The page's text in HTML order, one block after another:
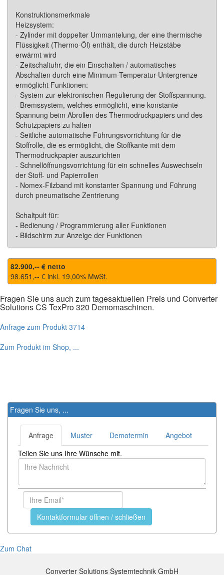
Konstruktionsmerkmale
Heizsystem:
- Zylinder mit doppelter Ummantelung, der eine thermische
Flüssigkeit (Thermo-Öl) enthält, die durch Heizstäbe
erwärmt wird
- Zeitschaltuhr, die ein Einschalten / automatisches
Abschalten durch eine Minimum-Temperatur-Untergrenze
ermöglicht Funktionen:
- System zur elektronischen Regulierung der Stoffspannung.
- Bremssystem, welches ermöglicht, eine konstante
Spannung beim Abrollen des Thermodruckpapiers und des
Schutzpapiers zu halten
- Seitliche automatische Führungsvorrichtung für die
Stoffrolle, die es ermöglicht, die Stoffkante mit dem
Thermodruckpapier auszurichten
- Schnellöffnungsvorrichtung für ein schnelles Auswechseln
der Stoff- und Papierrollen
- Nomex-Filzband mit konstanter Spannung und Führung
durch pneumatische Zentrierung
Schaltpult für:
- Bedienung / Programmierung aller Funktionen
- Bildschirm zur Anzeige der Funktionen
82.900,-- € netto
98.651,-- € inkl. 19,00% MwSt.
Fragen Sie uns auch zum tagesaktuellen Preis und Converter
SolutionsCS TexPro 320 Demomaschinen.
Anfrage zum Produkt 3714
Zum Produkt im Shop, ...
Fragen Sie uns, ...
Anfrage Muster Demotermin
Angebot
Teilen Sie uns Ihre Wünsche mit.
Kontaktformular öffnen / schließen
Zum Chat
Converter Solutions Systemtechnik GmbH